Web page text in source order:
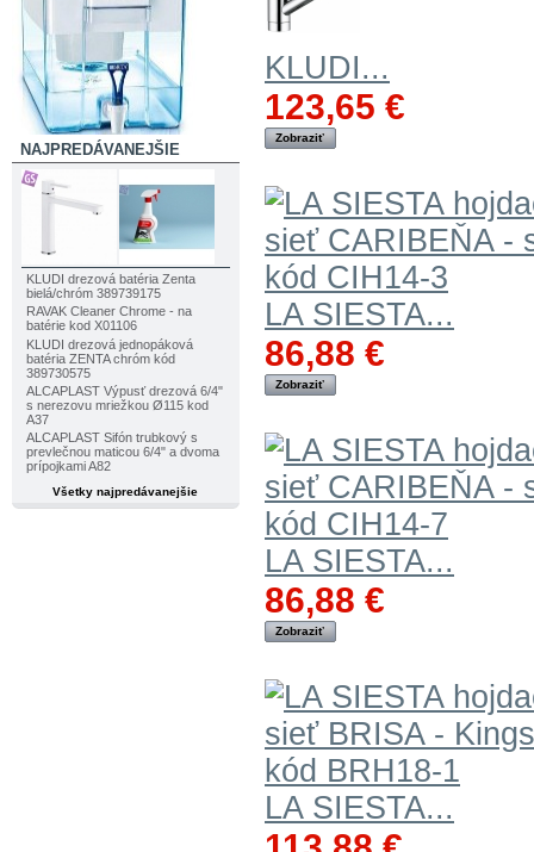
NAJPREDÁVANEJŠIE
KLUDI drezová batéria Zenta
bielá/chróm 389739175
RAVAK Cleaner Chrome - na
batérie kod X01106
KLUDI drezová jednopáková
batéria ZENTA chróm kód
389730575
ALCAPLAST Výpusť drezová 6/4"
s nerezovu mriežkou Ø115 kod
A37
ALCAPLAST Sifón trubkový s
prevlečnou maticou 6/4" a dvoma
prípojkami A82
Všetky najpredávanejšie
KLUDI...
123,65 €
Zobraziť
LA SIESTA...
86,88 €
Zobraziť
LA SIESTA...
86,88 €
Zobraziť
LA SIESTA...